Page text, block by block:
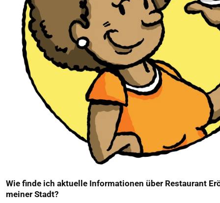
Wie finde ich aktuelle Informationen über Restaurant
meiner Stadt?